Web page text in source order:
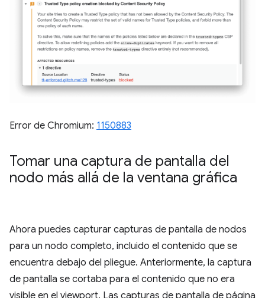
Error de Chromium: 1150883
Tomar una captura de pantalla del
nodo más allá de la ventana gráfica
Ahora puedes capturar capturas de pantalla de nodos
para un nodo completo, incluido el contenido que se
encuentra debajo del pliegue. Anteriormente, la captura
de pantalla se cortaba para el contenido que no era
visible en el viewport. Las capturas de pantalla de página